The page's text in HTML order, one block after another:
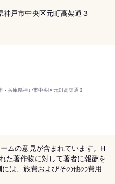
戸市中央区元町高架通 3
- 兵庫県神戸市中央区元町高架通 3
ムの意見が含まれています。H
た著作物に対して著者に報酬を
は、旅費およびその他の費用